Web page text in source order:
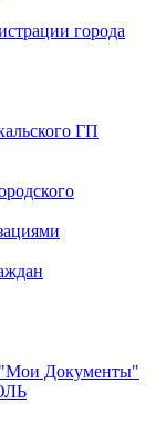
города
ГП
Документы"